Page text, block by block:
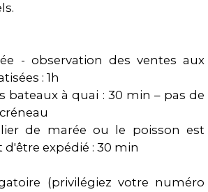
- observation des ventes aux
: 1h
bateaux à quai : 30 min – pas de
de marée ou le poisson est
expédié : 30 min
(privilégiez votre numéro